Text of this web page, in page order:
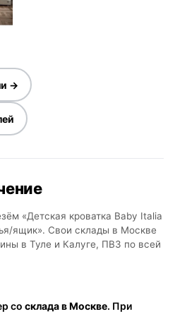
→
«Детская кроватка Baby Italia
ящик». Свои склады в Москве
в Туле и Калуге, ПВЗ по всей
со склада в Москве. При